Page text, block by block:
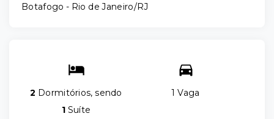
Botafogo - Rio de Janeiro/RJ
2 Dormitórios, sendo
1 Suíte
1 Vaga